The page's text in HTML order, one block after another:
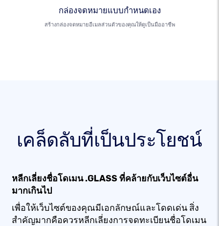
กล่องจดหมายแบบกำหนดเอง
สร้างกล่องจดหมายอีเมลส่วนตัวของคุณให้ดูเป็นมืออาชีพ
เคล็ดลับที่เป็นประโยชน์
หลีกเลี่ยงชื่อโดเมน .GLASS ที่คล้ายกับเว็บไซต์อื่น
มากเกินไป
เพื่อให้เว็บไซต์ของคุณมีเอกลักษณ์และโดดเด่น สิ่ง
สำคัญมากคือควรหลีกเลี่ยงการจดทะเบียนชื่อโดเมน